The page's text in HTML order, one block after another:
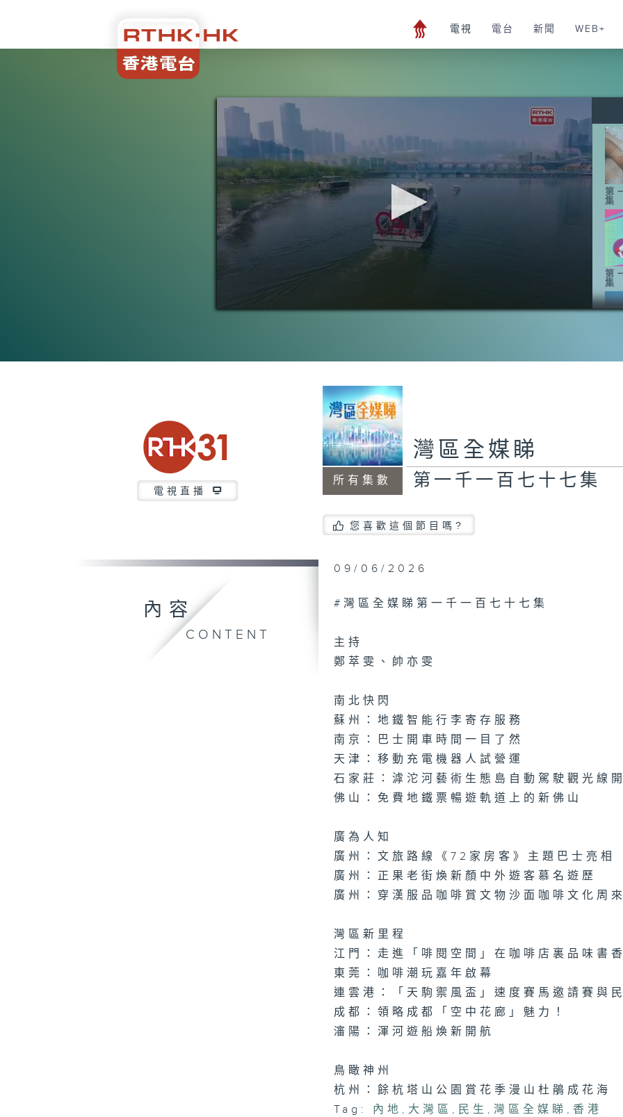
電視 電台 新聞 WEB+
0
第
集
第
集
集
集
集
電視直播
所有集數
灣區全媒睇
第一千一百七十七集
您喜歡這個節目嗎?
內容
CONTENT
09/06/2026
#灣區全媒睇第一千一百七十七集
主持
鄭萃雯、帥亦雯
南北快閃
蘇州：地鐵智能行李寄存服務
南京：巴士開車時間一目了然
天津：移動充電機器人試營運
石家莊：滹沱河藝術生態島自動駕駛觀光線
佛山：免費地鐵票暢遊軌道上的新佛山
廣為人知
廣州：文旅路線《72家房客》主題巴士亮相
廣州：正果老街煥新顏中外遊客慕名遊歷
廣州：穿漢服品咖啡賞文物沙面咖啡文化周
灣區新里程
江門：走進「啡閱空間」在咖啡店裏品味書香
東莞：咖啡潮玩嘉年啟幕
連雲港：「天駒禦風盃」速度賽馬邀請賽與
成都：領略成都「空中花廊」魅力！
瀋陽：渾河遊船煥新開航
鳥瞰神州
杭州：餘杭塔山公園賞花季漫山杜鵑成花海
Tag:
內地 , 大灣區 , 民生 , 灣區全媒睇 , 香港